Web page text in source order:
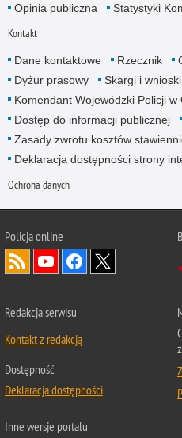
Opinia publiczna
Statystyki
Kontakt
Dane kontaktowe Rzecznik
Dyżur prasowy
Skargi i wnioski
Komendant Wojewódzki Policji w
Dostęp do informacji publicznej
Zasady zwrotu kosztów
Deklaracja dostępności strony
Ochrona danych
Policja online
Redakcja serwisu
Kontakt z redakcją
Dostępność
Deklaracja dostępności
Inne wersje portalu